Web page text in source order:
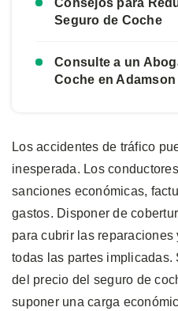
Seguro de Coche
Consulte a un
Coche en
Los accidentes de tráfico
inesperada. Los
sanciones económicas,
gastos. Disponer de
para cubrir las
todas las partes implicadas.
del precio del seguro de
suponer una carga